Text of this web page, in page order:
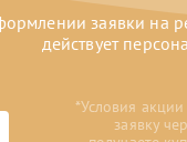
заявки на
действует
*Условия акции
заявку